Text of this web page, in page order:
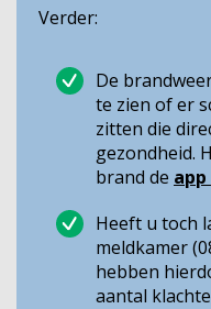
Verder:
De
te zien of er
zitten die
gezondheid.
brand de app
Heeft u toch
meldkamer
hebben
aantal